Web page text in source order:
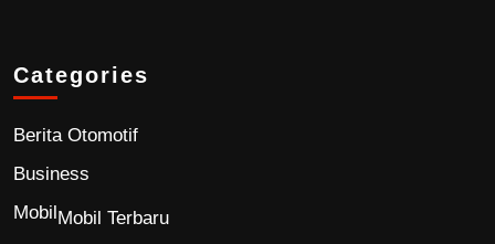
Categories
Berita Otomotif
Business
Mobil Mobil Terbaru